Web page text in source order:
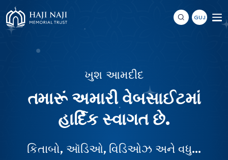
GUJ
ખુશ આમદીદ
તમારૂં અમારી વેબસાઈટમાં
હાર્દિક સ્વાગત છે.
કિતાબો, ઑડિઓ, વિડિઓઝ અને વધુ...